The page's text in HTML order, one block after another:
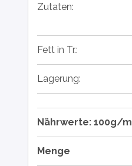
Zutaten:
Fett in Tr.:
Lagerung:
Nährwerte: 100g/
Menge